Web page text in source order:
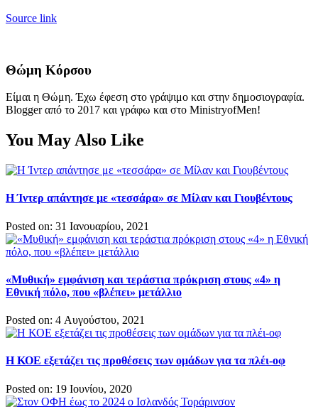
Source link
Θώμη Κόρσου
Είμαι η Θώμη. Έχω έφεση στο γράψιμο και στην δημοσιογραφία.
Blogger από το 2017 και γράφω και στο MinistryofMen!
You May Also Like
Η Ίντερ απάντησε με «τεσσάρα» σε Μίλαν και Γιουβέντους
Posted on: 31 Ιανουαρίου, 2021
«Μυθική» εμφάνιση και τεράστια πρόκριση στους «4» η
Εθνική πόλο, που «βλέπει» μετάλλιο
Posted on: 4 Αυγούστου, 2021
Η ΚΟΕ εξετάζει τις προθέσεις των ομάδων για τα πλέι-οφ
Posted on: 19 Ιουνίου, 2020